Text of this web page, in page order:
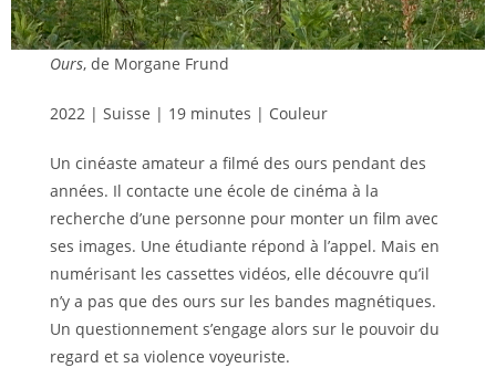
Ours, de Morgane Frund
2022 | Suisse | 19 minutes | Couleur
Un cinéaste amateur a filmé des ours pendant des
années. Il contacte une école de cinéma à la
recherche d’une personne pour monter un film avec
ses images. Une étudiante répond à l’appel. Mais en
numérisant les cassettes vidéos, elle découvre qu’il
n’y a pas que des ours sur les bandes magnétiques.
Un questionnement s’engage alors sur le pouvoir du
regard et sa violence voyeuriste.